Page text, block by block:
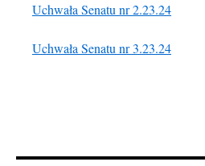
Uchwała Senatu nr 2.23.24
Uchwała Senatu nr 3.23.24